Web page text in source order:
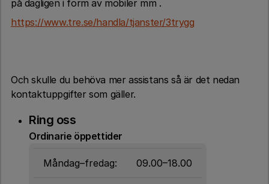
på dagligen i form av mobiler mm .
https://www.tre.se/handla/tjanster/3trygg
Och skulle du behöva mer assistans så är det nedan
kontaktuppgifter som gäller.
Ring oss
Ordinarie öppettider
Måndag–fredag: 09.00–18.00